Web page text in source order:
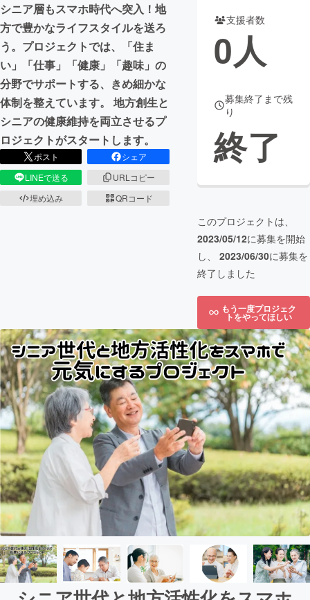
まちづくり・地域活性化
CAMPFIRE for Social Good
CAMPFIRE Creation
CAMPFIREふるさと納税machi-ya
シニア層もスマホ時代へ突入！地
方で豊かなライフスタイルを送ろ
う。プロジェクトでは、「住ま
い」「仕事」「健康」「趣味」の
分野でサポートする、きめ細かな
体制を整えています。 地方創生と
シニアの健康維持を両立させるプ
ロジェクトがスタートします。
ポスト
シェア
LINEで送る
URLコピー
埋め込み
QRコード
支援者数
0人
募集終了まで残
り
終了
このプロジェクトは、
2023/05/12に募集を開始
し、 2023/06/30に募集を
終了しました
もう一度プロジェク
トをやってほしい